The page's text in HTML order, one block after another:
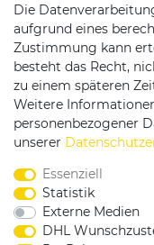
Service &
Rufen Sie uns
0375 -
Die
aufgrund eines
Zustimmung kann
besteht das Recht,
zu einem späteren
Weitere
personenbezogener
unserer
Essenziell
Statistik
Externe Medien
DHL